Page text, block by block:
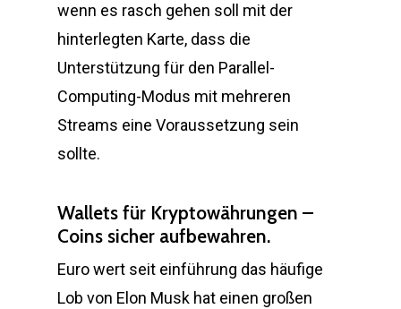
wenn es rasch gehen soll mit der
hinterlegten Karte, dass die
Unterstützung für den Parallel-
Computing-Modus mit mehreren
Streams eine Voraussetzung sein
sollte.
Wallets für Kryptowährungen –
Coins sicher aufbewahren.
Euro wert seit einführung das häufige
Lob von Elon Musk hat einen großen